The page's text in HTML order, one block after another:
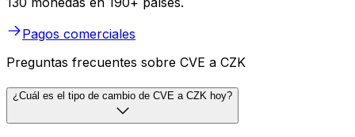
Pagos comerciales
Preguntas frecuentes sobre CVE a CZK
¿Cuál es el tipo de cambio de CVE a CZK hoy?